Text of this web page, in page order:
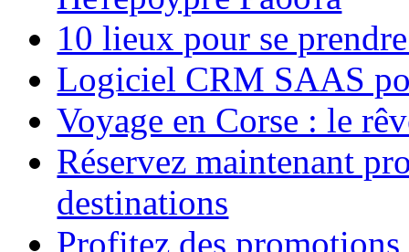
10 lieux pour se
Logiciel CRM SAAS
Voyage en Corse : le
Réservez maintenant
destinations
Profitez des